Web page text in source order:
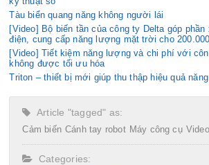
Tàu biển quang năng không người lái
[Video] Bộ biến tần của công ty Delta góp
điện, cung cấp năng lượng mặt trời cho
[Video] Tiết kiệm năng lượng và chi phí với
không được tối ưu hóa
Triton – thiết bị mới giúp thu thập hiệu quả
Article "tagged" as:
Cảm biến Cánh tay robot Máy công cụ Video
Categories: